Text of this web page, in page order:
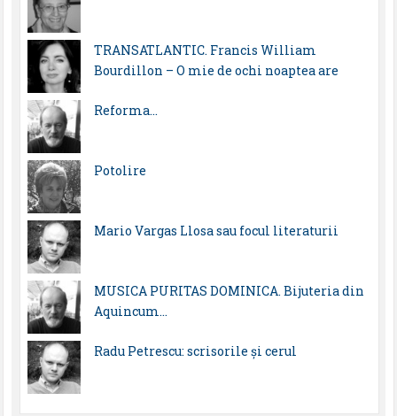
TRANSATLANTIC. Francis William
Bourdillon – O mie de ochi noaptea are
Reforma…
Potolire
Mario Vargas Llosa sau focul literaturii
MUSICA PURITAS DOMINICA. Bijuteria din
Aquincum…
Radu Petrescu: scrisorile şi cerul